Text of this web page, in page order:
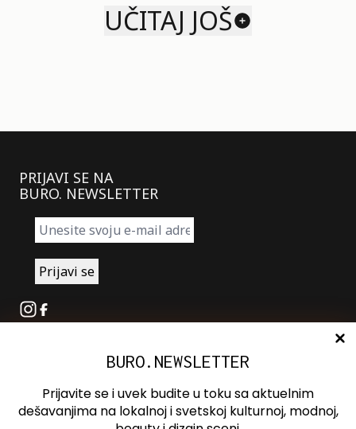
UČITAJ JOŠ
PRIJAVI SE NA
BURO. NEWSLETTER
Instagram
Facebook
Oglašavanje
Kontakt
BURO.NEWSLETTER
Prijavite se i uvek budite u toku sa aktuelnim
dešavanjima na lokalnoj i svetskoj kulturnoj, modnoj,